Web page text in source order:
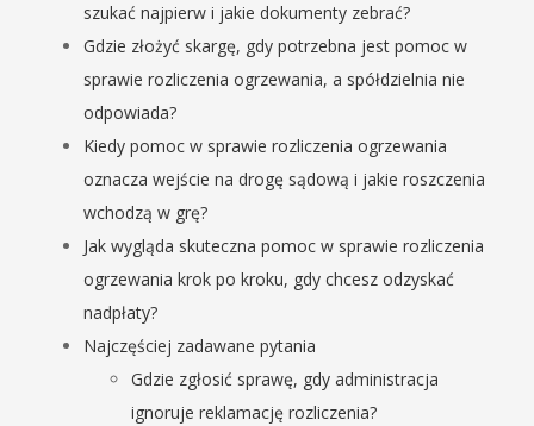
szukać najpierw i jakie dokumenty zebrać?
Gdzie złożyć skargę, gdy potrzebna jest pomoc w
sprawie rozliczenia ogrzewania, a spółdzielnia nie
odpowiada?
Kiedy pomoc w sprawie rozliczenia ogrzewania
oznacza wejście na drogę sądową i jakie roszczenia
wchodzą w grę?
Jak wygląda skuteczna pomoc w sprawie rozliczenia
ogrzewania krok po kroku, gdy chcesz odzyskać
nadpłaty?
Najczęściej zadawane pytania
Gdzie zgłosić sprawę, gdy administracja
ignoruje reklamację rozliczenia?